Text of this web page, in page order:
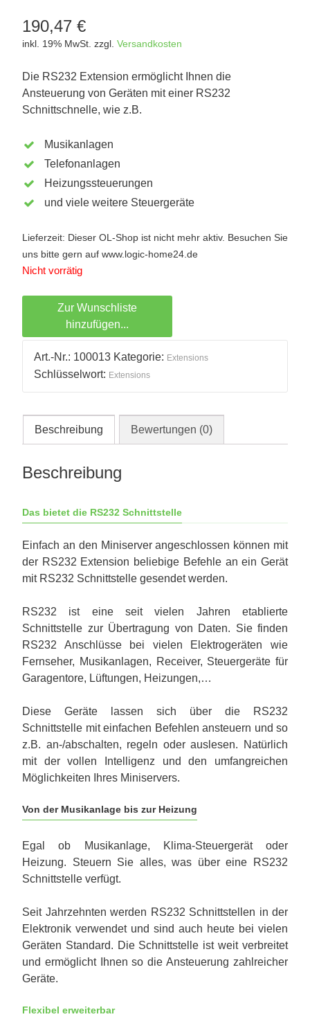
190,47 €
inkl. 19% MwSt. zzgl. Versandkosten
Die RS232 Extension ermöglicht Ihnen die
Ansteuerung von Geräten mit einer RS232
Schnittschnelle, wie z.B.
Musikanlagen
Telefonanlagen
Heizungssteuerungen
und viele weitere Steuergeräte
Lieferzeit: Dieser OL-Shop ist nicht mehr aktiv. Besuchen Sie
uns bitte gern auf www.logic-home24.de
Nicht vorrätig
Zur Wunschliste
hinzufügen...
Art.-Nr.: 100013 Kategorie: Extensions
Schlüsselwort: Extensions
Beschreibung Bewertungen (0)
Beschreibung
Das bietet die RS232 Schnittstelle
Einfach an den Miniserver angeschlossen können mit
der RS232 Extension beliebige Befehle an ein Gerät
mit RS232 Schnittstelle gesendet werden.
RS232 ist eine seit vielen Jahren etablierte
Schnittstelle zur Übertragung von Daten. Sie finden
RS232 Anschlüsse bei vielen Elektrogeräten wie
Fernseher, Musikanlagen, Receiver, Steuergeräte für
Garagentore, Lüftungen, Heizungen,…
Diese Geräte lassen sich über die RS232
Schnittstelle mit einfachen Befehlen ansteuern und so
z.B. an-/abschalten, regeln oder auslesen. Natürlich
mit der vollen Intelligenz und den umfangreichen
Möglichkeiten Ihres Miniservers.
Von der Musikanlage bis zur Heizung
Egal ob Musikanlage, Klima-Steuergerät oder
Heizung. Steuern Sie alles, was über eine RS232
Schnittstelle verfügt.
Seit Jahrzehnten werden RS232 Schnittstellen in der
Elektronik verwendet und sind auch heute bei vielen
Geräten Standard. Die Schnittstelle ist weit verbreitet
und ermöglicht Ihnen so die Ansteuerung zahlreicher
Geräte.
Flexibel erweiterbar